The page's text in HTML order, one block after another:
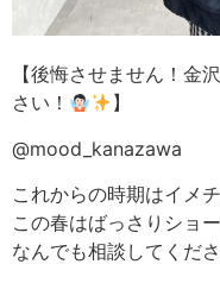
【後悔させません！金
さい！
】
@mood_kanazawa
これからの時期はイメ
この春はばっさりショ
なんでも相談してくだ